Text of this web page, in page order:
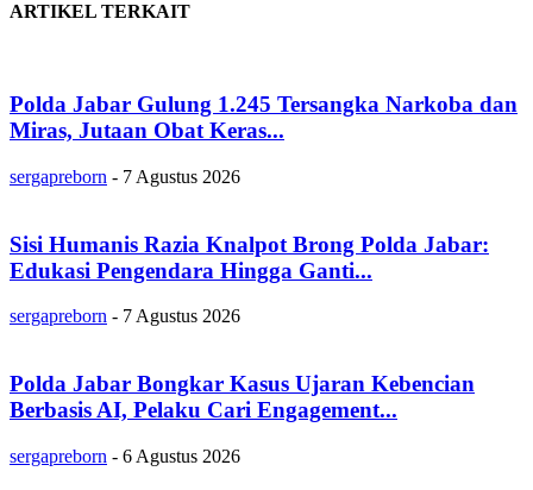
ARTIKEL TERKAIT
Polda Jabar Gulung 1.245 Tersangka Narkoba dan
Miras, Jutaan Obat Keras...
sergapreborn - 7 Agustus 2026
Sisi Humanis Razia Knalpot Brong Polda Jabar:
Edukasi Pengendara Hingga Ganti...
sergapreborn - 7 Agustus 2026
Polda Jabar Bongkar Kasus Ujaran Kebencian
Berbasis AI, Pelaku Cari Engagement...
sergapreborn - 6 Agustus 2026